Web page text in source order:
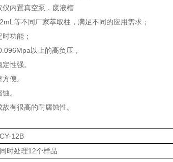
内置真空泵，废液槽
等不同厂家萃取柱，满足不同的应用需求；
功能；
以上的高负压，
性强。
便。
。
有很高的耐腐蚀性。
CY-12B
同时处理12个样品